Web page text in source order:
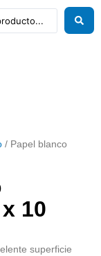
/ Papel blanco
10
superficie